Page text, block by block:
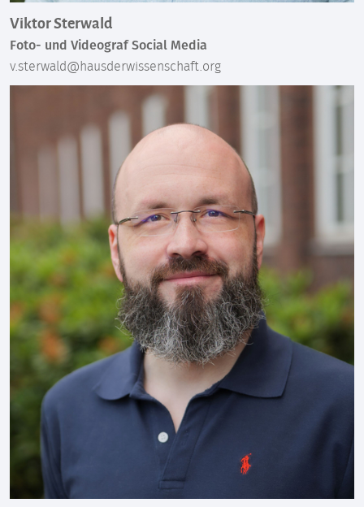
Viktor Sterwald
Foto- und Videograf Social Media
v.sterwald@hausderwissenschaft.org